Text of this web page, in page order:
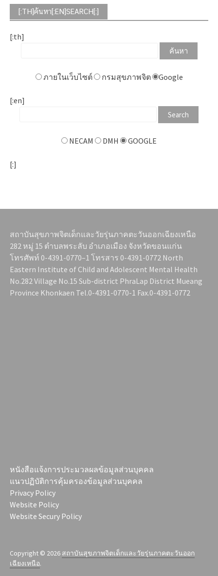
[:TH]ค้นหา[:EN]SEARCH[:]
[:th]
ภายในเว็บไซต์ กรมสุขภาพจิต Google
[:en]
NECAM DMH GOOGLE
[:]
สถาบันสุขภาพจิตเด็กและวัยรุ่นภาคตะวันออกเฉียงเหนือ
282 หมู่ 15 ตำบลพระลับ อำเภอเมือง จังหวัดขอนแก่น
โทรศัพท์ 0-4391-0770–1 โทรสาร 0-4391-0772 North
Eastern Institute of Child and Adolescent Mental Health
No.282 Village No.15 Sub-district PhraLap District Mueang
Province Khonkaen Tel.0-4391-0770-1 Fax.0-4391-0772
หนังสือแจ้งการประมวลผลข้อมูลส่วนบุคคล
แนวปฏิบัติการคุ้มครองข้อมูลส่วนบุคคล
Privacy Policy
Website Policy
Website Secury Policy
Copyright © 2026 สถาบันสุขภาพจิตเด็กและวัยรุ่นภาคตะวันออก
เฉียงเหนือ.